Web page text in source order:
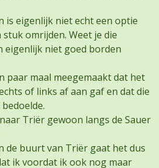
is eigenlijk niet echt een optie
omrijden. Weet je die
eigenlijk niet goed borden
paar maal meegemaakt dat het
of links af aan gaf en dat die
Triër gewoon langs de Sauer
de buurt van Triër gaat het dus
ik voordat ik ook nog maar